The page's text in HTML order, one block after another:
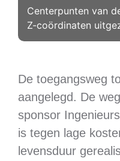
Centerpunten van
Z-coördinaten
De toegangsweg
aangelegd. De
sponsor
is tegen lage
levensduur